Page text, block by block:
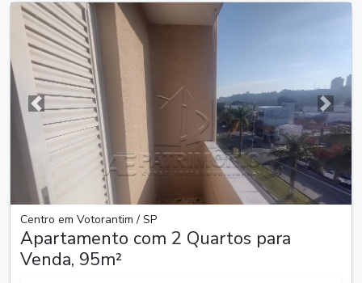
Anterior
Centro em Votorantim / SP
Apartamento com 2 Quartos para
Venda, 95m²